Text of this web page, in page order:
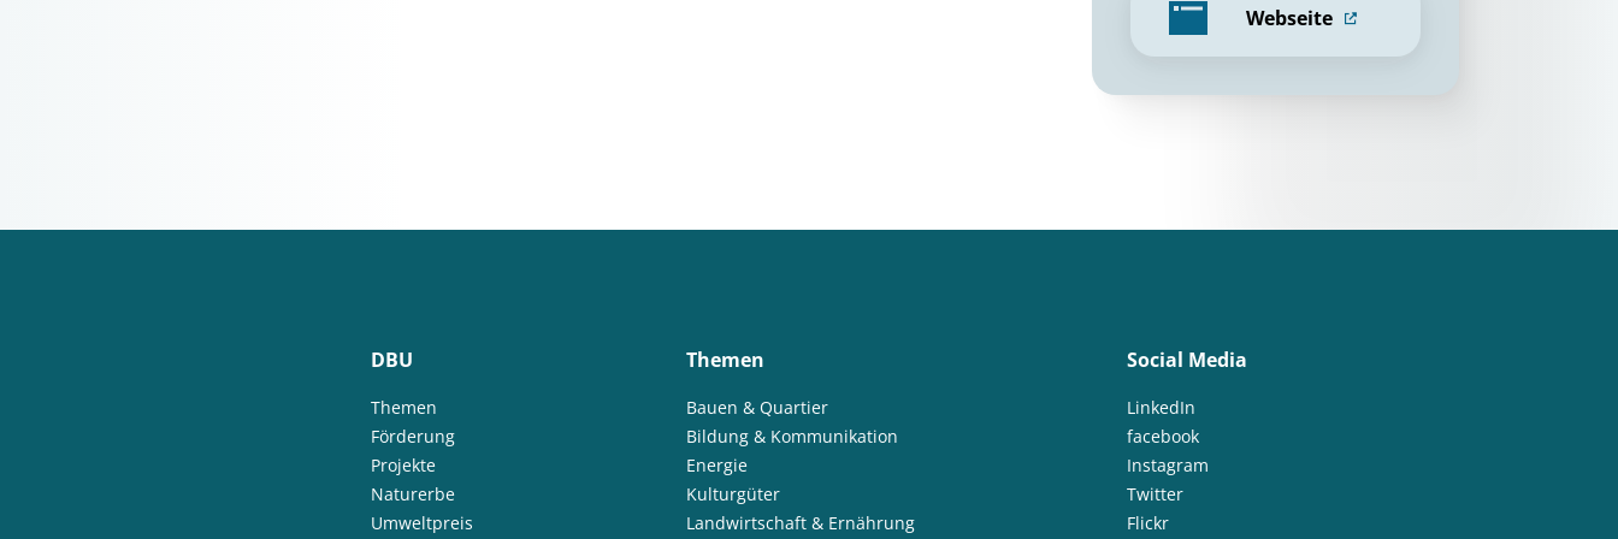
Webseite
DBU
Themen
Förderung
Projekte
Naturerbe
Umweltpreis
Themen
Bauen & Quartier
Bildung & Kommunikation
Energie
Kulturgüter
Landwirtschaft & Ernährung
Social Media
LinkedIn
facebook
Instagram
Twitter
Flickr